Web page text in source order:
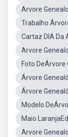
Arvore
Trabalho
Cartaz DIA Da
Arvore
Foto DeÁrvore
Árvore
Árvore
Modelo
Maio
Arvore